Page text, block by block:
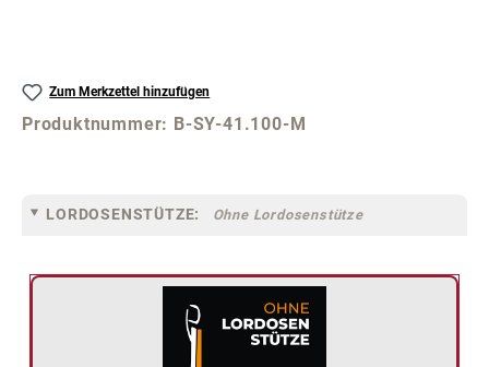
Zum Merkzettel hinzufügen
Produktnummer: B-SY-41.100-M
LORDOSENSTÜTZE: Ohne Lordosenstütze